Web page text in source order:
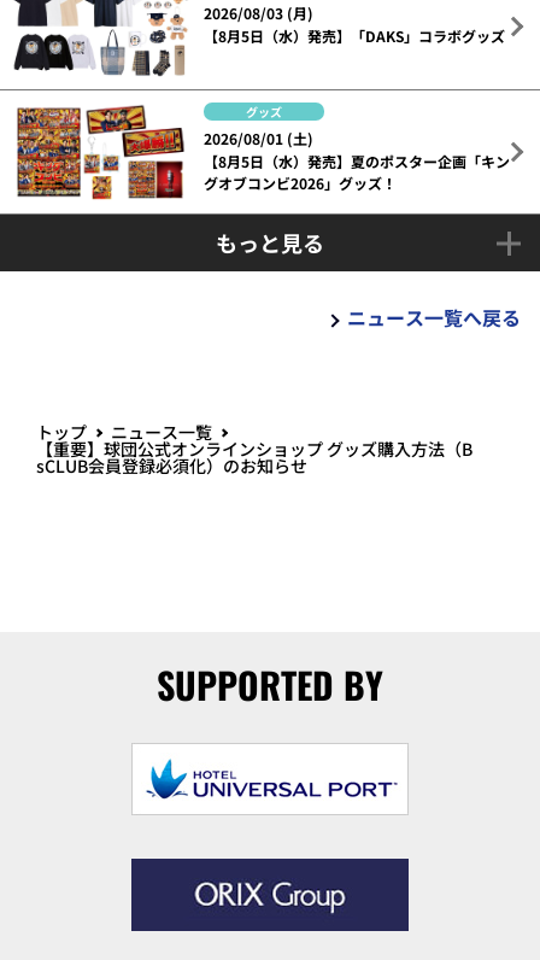
2026/08/03 (月)
【8月5日（水）発売】「DAKS」コラボグッズ
グッズ
2026/08/01 (土)
【8月5日（水）発売】夏のポスター企画「キン
グオブコンビ2026」グッズ！
もっと見る
ニュース一覧へ戻る
トップ ニュース一覧
【重要】球団公式オンラインショップ グッズ購入方法（B
sCLUB会員登録必須化）のお知らせ
SUPPORTED BY